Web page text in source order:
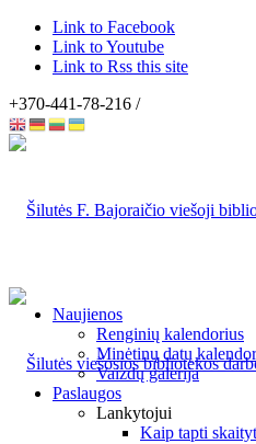
Link to Facebook
Link to Youtube
Link to Rss this site
+370-441-78-216 /
Naujienos
Renginių kalendorius
Minėtinų datų
Vaizdų galerija
Paslaugos
Lankytojui
Kaip tapti